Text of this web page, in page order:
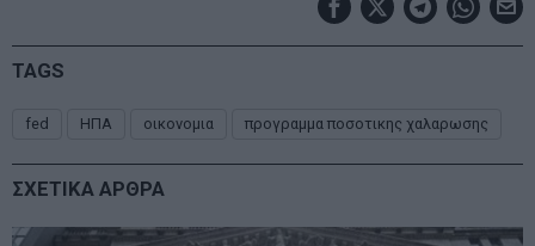
TAGS
fed ΗΠΑ οικονομια προγραμμα ποσοτικης χαλαρωσης
ΣΧΕΤΙΚΑ ΑΡΘΡΑ